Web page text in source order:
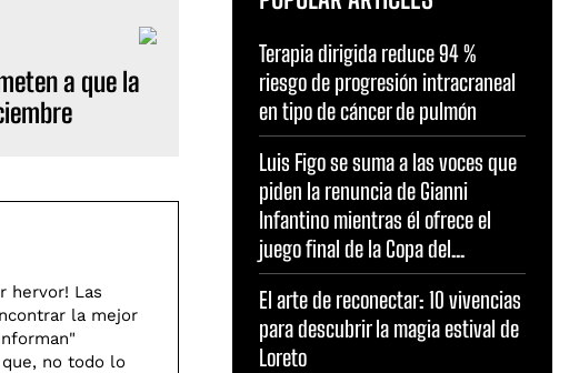
a que la
hervor! Las
la mejor
no todo lo
Terapia dirigida reduce 94 %
riesgo de progresión intracraneal
en tipo de cáncer de pulmón
Luis Figo se suma a las voces que
piden la renuncia de Gianni
Infantino mientras él ofrece el
juego final de la Copa del...
El arte de reconectar: 10 vivencias
para descubrir la magia estival de
Loreto